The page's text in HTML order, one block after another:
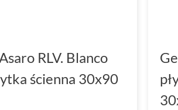
RLV. Blanco
ścienna 30x90